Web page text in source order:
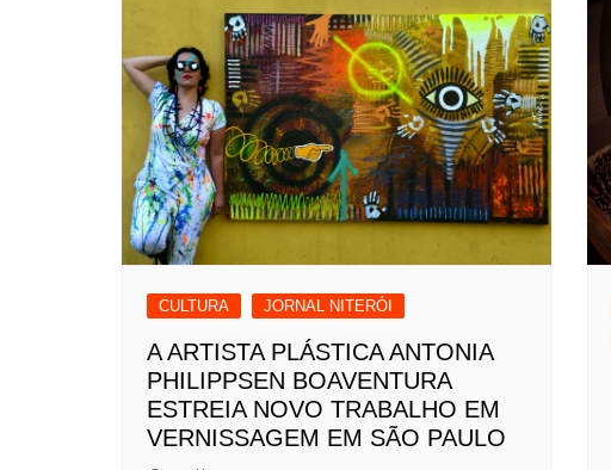
CULTURA JORNAL NITERÓI
A ARTISTA PLÁSTICA ANTONIA
PHILIPPSEN BOAVENTURA
ESTREIA NOVO TRABALHO EM
VERNISSAGEM EM SÃO PAULO